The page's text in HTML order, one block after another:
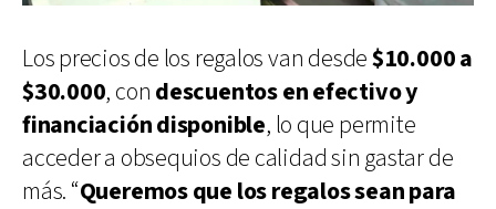
Los precios de los regalos van desde$10.000 a
$30.000, con descuentos en efectivo y
financiación disponible, lo que permite
acceder a obsequios de calidad sin gastar de
más. “Queremos que los regalos sean para